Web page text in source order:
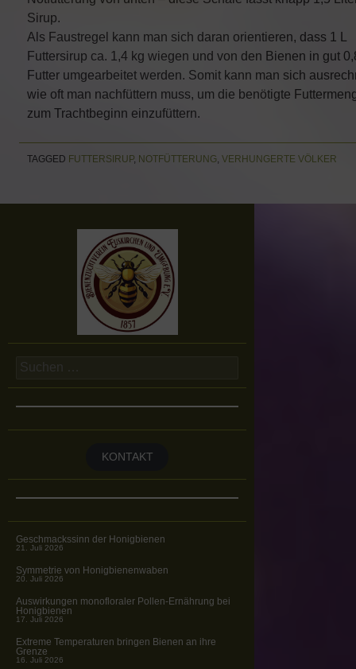
Sirup.
Als Faustregel kann man sich daran orientieren, dass 1 L
Futtersirup ca. 1,4 kg wiegen und von den Bienen in gut
Futter umgearbeitet werden. Somit kann man sich
wie oft man nachfüttern muss, um die benötigte
zum Trachtbeginn einzufüttern.
TAGGED FUTTERSIRUP, NOTFÜTTERUNG VERHUNGERTE VÖLKER
Suchen
nach:
KONTAKT
Geschmackssinn der Honigbienen
21. Juli 2026
Symmetrie von Honigbienenwaben
20. Juli 2026
Auswirkungen monofloraler Pollen-Ernährung bei
Honigbienen
17. Juli 2026
Extreme Temperaturen bringen Bienen an ihre
Grenze
16. Juli 2026